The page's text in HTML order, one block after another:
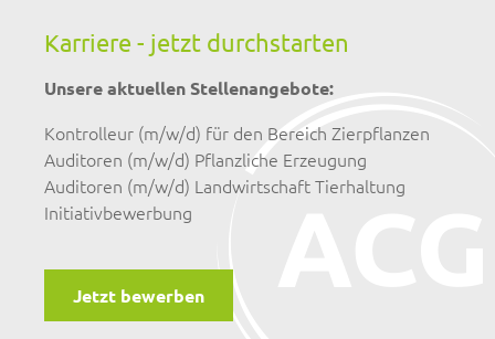
Karriere - jetzt durchstarten
Unsere aktuellen Stellenangebote:
Kontrolleur (m/w/d) für den Bereich Zierpflanzen
Auditoren (m/w/d) Pflanzliche Erzeugung
Auditoren (m/w/d) Landwirtschaft Tierhaltung
Initiativbewerbung
Jetzt bewerben